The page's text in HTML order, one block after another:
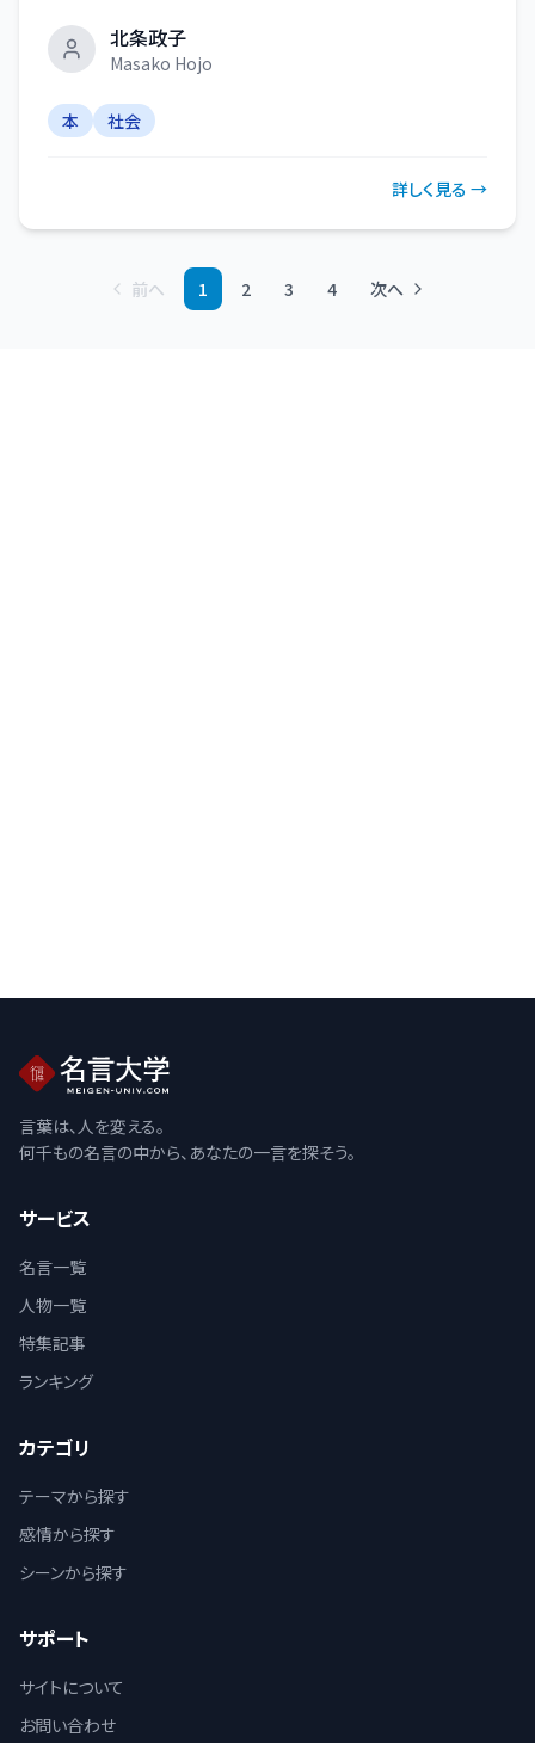
北条政子
Masako Hojo
本 社会
詳しく見る →
前へ 1 2 3 4 次へ
言葉は、人を変える。
何千もの名言の中から、あなたの一言を探そう。
サービス
名言一覧
人物一覧
特集記事
ランキング
カテゴリ
テーマから探す
感情から探す
シーンから探す
サポート
サイトについて
お問い合わせ